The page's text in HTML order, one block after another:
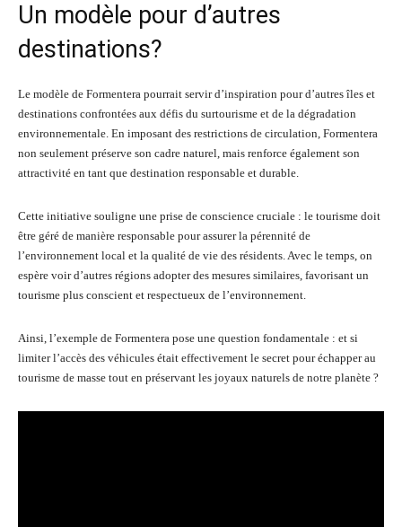
Un modèle pour d’autres
destinations?
Le modèle de Formentera pourrait servir d’inspiration pour d’autres îles et
destinations confrontées aux défis du surtourisme et de la dégradation
environnementale. En imposant des restrictions de circulation, Formentera
non seulement préserve son cadre naturel, mais renforce également son
attractivité en tant que destination responsable et durable.
Cette initiative souligne une prise de conscience cruciale : le tourisme doit
être géré de manière responsable pour assurer la pérennité de
l’environnement local et la qualité de vie des résidents. Avec le temps, on
espère voir d’autres régions adopter des mesures similaires, favorisant un
tourisme plus conscient et respectueux de l’environnement.
Ainsi, l’exemple de Formentera pose une question fondamentale : et si
limiter l’accès des véhicules était effectivement le secret pour échapper au
tourisme de masse tout en préservant les joyaux naturels de notre planète ?